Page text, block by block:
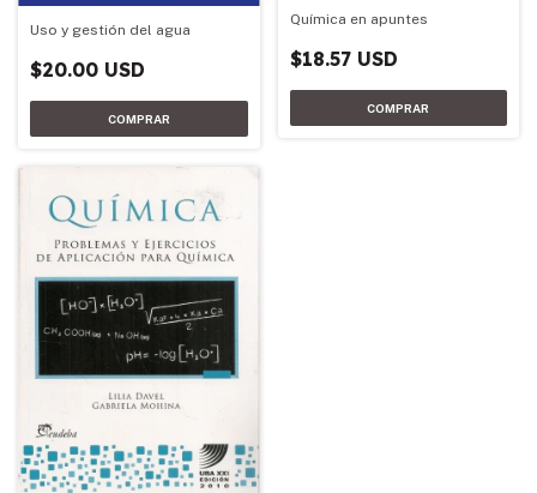
Uso y gestión del agua
$20.00 USD
Química en apuntes
$18.57 USD